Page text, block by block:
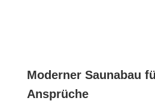
Moderner Saunabau
Ansprüche